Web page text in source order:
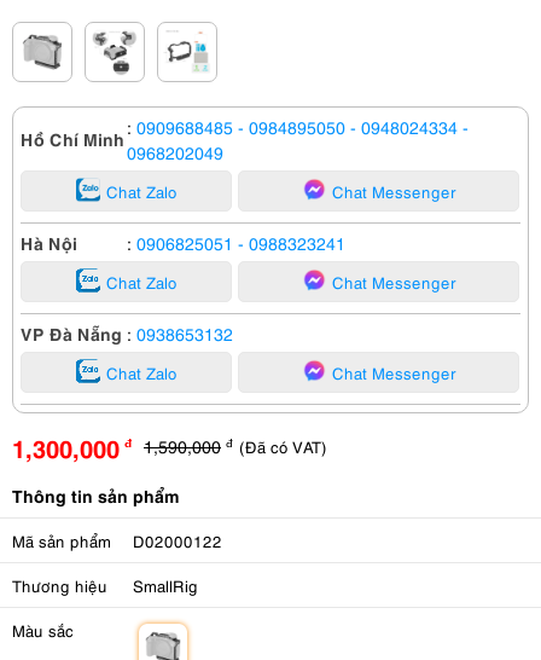
Hồ Chí Minh : 0909688485 - 0984895050 - 0948024334 -
0968202049
Chat Zalo Chat Messenger
Hà Nội : 0906825051 - 0988323241
Chat Zalo Chat Messenger
VP Đà Nẵng : 0938653132
Chat Zalo Chat Messenger
1,300,000 đ 1,590,000 đ (Đã có VAT)
Thông tin sản phẩm
Mã sản phẩm D02000122
Thương hiệu SmallRig
Màu sắc